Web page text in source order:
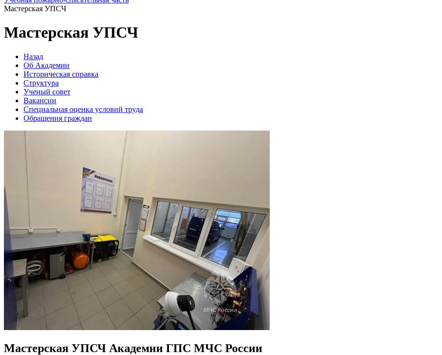
Мастерская УПСЧ
Мастерская УПСЧ
Назад
Об Академии
Историческая справка
Структура
Ученый совет
Вакансии
Специальная оценка условий труда
Обращения граждан
Мастерская УПСЧ Академии ГПС МЧС России